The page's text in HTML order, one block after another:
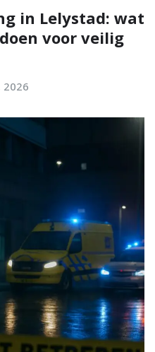
in Lelystad: wat
voor veilig
2026